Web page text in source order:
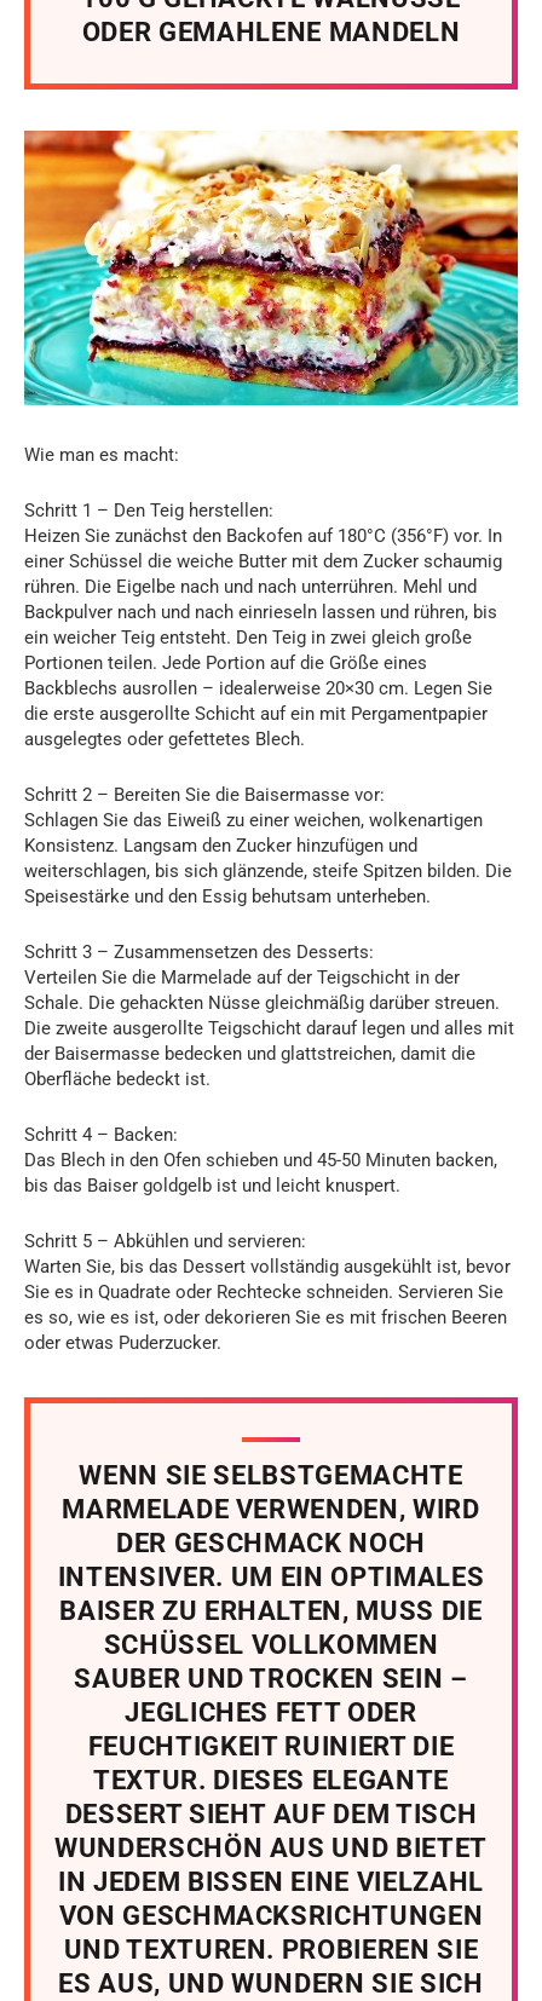
ODER GEMAHLENE MANDELN
Wie man es macht:
Schritt 1 – Den Teig herstellen:
Heizen Sie zunächst den Backofen auf 180°C (356°F) vor. In
einer Schüssel die weiche Butter mit dem Zucker schaumig
rühren. Die Eigelbe nach und nach unterrühren. Mehl und
Backpulver nach und nach einrieseln lassen und rühren, bis
ein weicher Teig entsteht. Den Teig in zwei gleich große
Portionen teilen. Jede Portion auf die Größe eines
Backblechs ausrollen – idealerweise 20×30 cm. Legen Sie
die erste ausgerollte Schicht auf ein mit Pergamentpapier
ausgelegtes oder gefettetes Blech.
Schritt 2 – Bereiten Sie die Baisermasse vor:
Schlagen Sie das Eiweiß zu einer weichen, wolkenartigen
Konsistenz. Langsam den Zucker hinzufügen und
weiterschlagen, bis sich glänzende, steife Spitzen bilden. Die
Speisestärke und den Essig behutsam unterheben.
Schritt 3 – Zusammensetzen des Desserts:
Verteilen Sie die Marmelade auf der Teigschicht in der
Schale. Die gehackten Nüsse gleichmäßig darüber streuen.
Die zweite ausgerollte Teigschicht darauf legen und alles mit
der Baisermasse bedecken und glattstreichen, damit die
Oberfläche bedeckt ist.
Schritt 4 – Backen:
Das Blech in den Ofen schieben und 45-50 Minuten backen,
bis das Baiser goldgelb ist und leicht knuspert.
Schritt 5 – Abkühlen und servieren:
Warten Sie, bis das Dessert vollständig ausgekühlt ist, bevor
Sie es in Quadrate oder Rechtecke schneiden. Servieren Sie
es so, wie es ist, oder dekorieren Sie es mit frischen Beeren
oder etwas Puderzucker.
WENN SIE SELBSTGEMACHTE
MARMELADE VERWENDEN, WIRD
DER GESCHMACK NOCH
INTENSIVER. UM EIN OPTIMALES
BAISER ZU ERHALTEN, MUSS DIE
SCHÜSSEL VOLLKOMMEN
SAUBER UND TROCKEN SEIN –
JEGLICHES FETT ODER
FEUCHTIGKEIT RUINIERT DIE
TEXTUR. DIESES ELEGANTE
DESSERT SIEHT AUF DEM TISCH
WUNDERSCHÖN AUS UND BIETET
IN JEDEM BISSEN EINE VIELZAHL
VON GESCHMACKSRICHTUNGEN
UND TEXTUREN. PROBIEREN SIE
ES AUS, UND WUNDERN SIE SICH